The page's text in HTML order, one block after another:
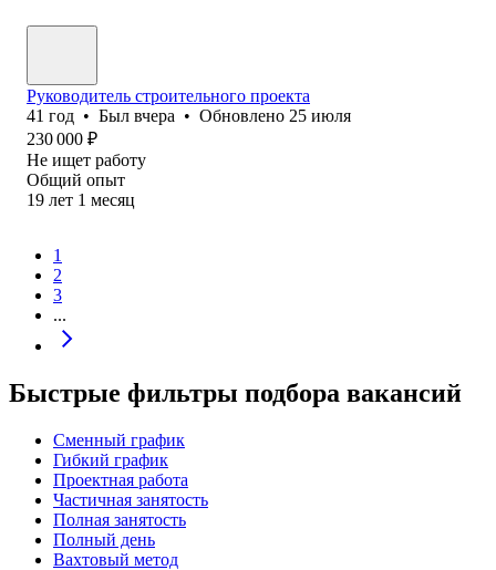
Руководитель строительного проекта
41 год • Был вчера • Обновлено 25 июля
230 000 ₽
Не ищет работу
Общий опыт
19 лет 1 месяц
1
2
3
...
Быстрые фильтры подбора вакансий
Сменный график
Гибкий график
Проектная работа
Частичная занятость
Полная занятость
Полный день
Вахтовый метод